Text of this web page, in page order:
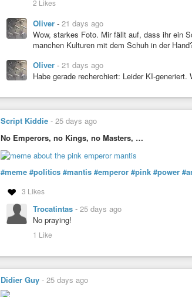
2 Likes
Oliver - 21 days ago
Wow, starkes Foto. Mir fällt auf, dass ihr ein
manchen Kulturen mit dem Schuh in der
Oliver - 21 days ago
Habe gerade recherchiert: Leider KI-
Script Kiddie - 25 days ago
No Emperors, no Kings, no Masters, …
#meme #politics #mantis #emperor #pink #power
3 Likes
Trocatintas - 25 days ago
No praying!
1 Like
Didier Guy - 25 days ago